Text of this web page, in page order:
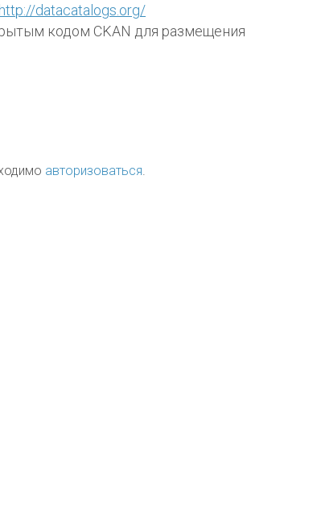
http://datacatalogs.org/
кодом CKAN для размещения
авторизоваться.